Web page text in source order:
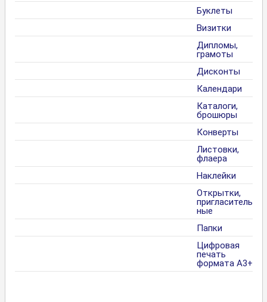
Буклеты
Визитки
Дипломы,
грамоты
Дисконты
Календари
Каталоги,
брошюры
Конверты
Листовки,
флаера
Наклейки
Открытки,
пригласитель
ные
Папки
Цифровая
печать
формата А3+